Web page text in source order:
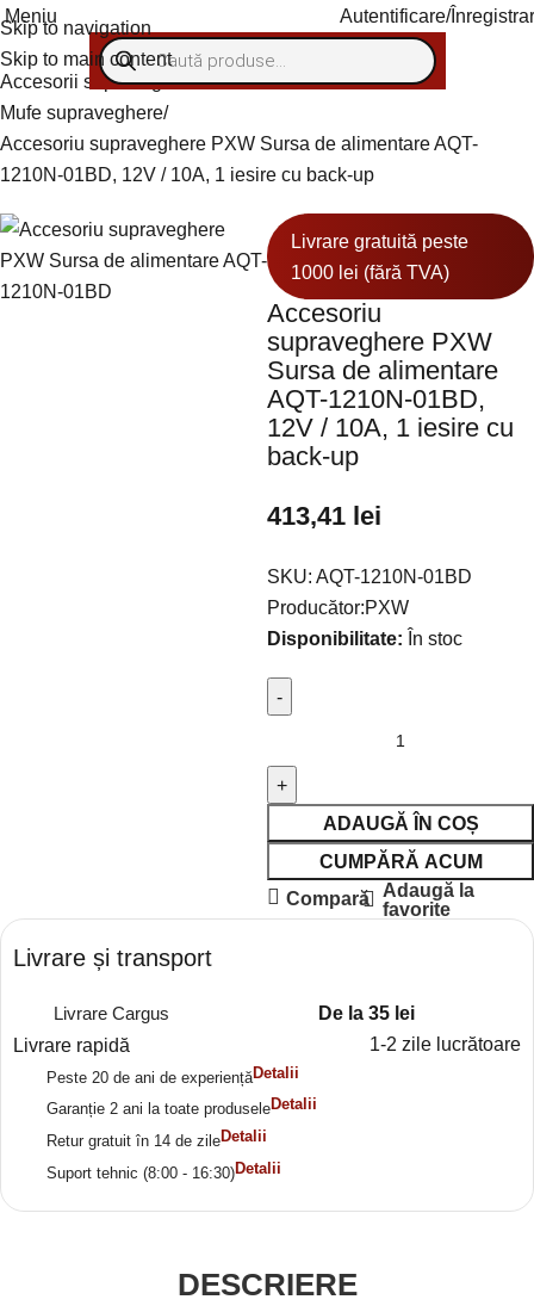
Skip to navigation
Skip to main content
Meniu Autentificare/
Accesorii supraveghere Video balun si mufe
Mufe supraveghere
Accesoriu supraveghere PXW Sursa de alimentare AQT-
1210N-01BD, 12V / 10A, 1 iesire cu back-up
Livrare gratuită peste
1000 lei (fără TVA)
Accesoriu
supraveghere PXW
Sursa de alimentare
AQT-1210N-01BD,
12V / 10A, 1 iesire cu
back-up
413,41 lei
SKU: AQT-1210N-01BD
Producător:PXW
Disponibilitate: În stoc
ADAUGĂ ÎN COȘ
CUMPĂRĂ ACUM
Compară
Adaugă la
favorite
Livrare și transport
Livrare Cargus
Livrare rapidă
De la 35 lei
1-2 zile lucrătoare
Peste 20 de ani de experiențăDetalii
Garanție 2 ani la toate produseleDetalii
Retur gratuit în 14 de zileDetalii
Suport tehnic (8:00 - 16:30)Detalii
DESCRIERE